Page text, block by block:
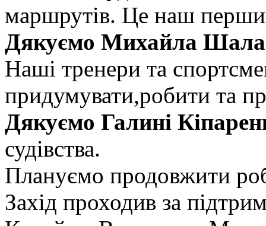
маршрутів. Це наш
Дякуємо Михайла
Наші тренери та
придумувати,робити та
Дякуємо Галині
судівства.
Плануємо продовжити
Захід проходив за